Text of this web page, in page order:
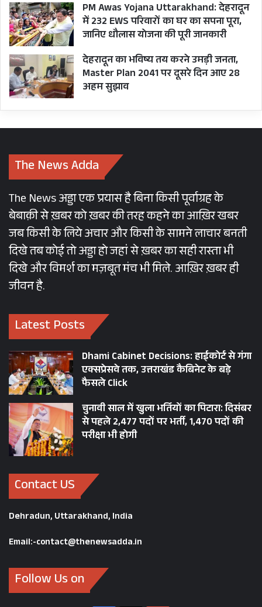
PM Awas Yojana Uttarakhand: देहरादून
में 232 EWS परिवारों का घर का सपना पूरा,
जानिए धौलास योजना की पूरी जानकारी
देहरादून का भविष्य तय करने उमड़ी जनता,
Master Plan 2041 पर दूसरे दिन आए 28
अहम सुझाव
The News Adda
The News अड्डा एक प्रयास है बिना किसी पूर्वाग्रह के
बेबाक़ी से ख़बर को ख़बर की तरह कहने का आख़िर खबर
जब किसी के लिये अचार और किसी के सामने लाचार बनती
दिखे तब कोई तो अड्डा हो जहां से ख़बर का सही रास्ता भी
दिखे और विमर्श का मज़बूत मंच भी मिले. आख़िर ख़बर ही
जीवन है.
Latest Posts
Dhami Cabinet Decisions: हाईकोर्ट से गंगा
एक्सप्रेसवे तक, उत्तराखंड कैबिनेट के बड़े
फैसले Click
चुनावी साल में खुला भर्तियों का पिटारा: दिसंबर
से पहले 2,477 पदों पर भर्ती, 1,470 पदों की
परीक्षा भी होगी
Contact US
Dehradun, Uttarakhand, India
Email:-contact@thenewsadda.in
Follow Us on